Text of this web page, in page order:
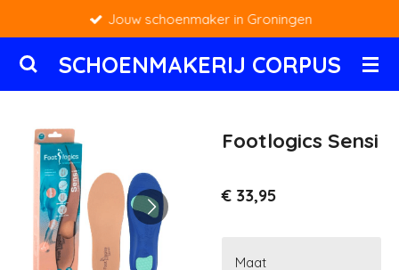
naar
de
SCHOENMAKERIJ CORPUS
Jouw schoenmaker in Groningen
Footlogics Sensi
€ 33,95
Maat